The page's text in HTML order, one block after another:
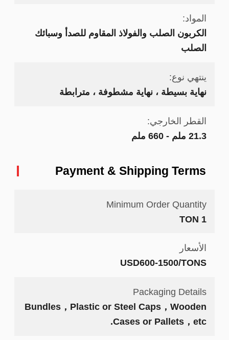
المواد:
الكربون الصلب والفولاذ المقاوم للصدأ وسبائك
الصلب
ينتهي نوع:
نهاية بسيطة ، نهاية مشطوفة ، مترابطة
القطر الخارجي:
21.3 ملم - 660 ملم
Payment & Shipping Terms
Minimum Order Quantity
1 TON
الأسعار
USD600-1500/TONS
Packaging Details
Bundles，Plastic or Steel Caps，Wooden
Cases or Pallets，etc.